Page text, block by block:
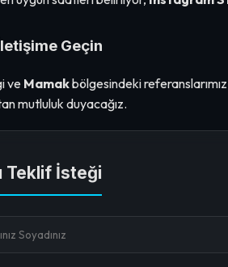
Geçin
veMamakbölgesindeki
mutluluk duyacağız.
Teklif İsteği